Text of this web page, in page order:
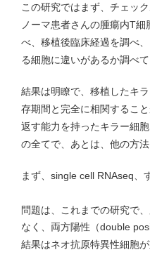
この研究ではまず、チェッ
ノーマ患者さんの腫瘍内T
べ、移植後臨床経過を調べ
る細胞に違いがあるか調べて
結果は明瞭で、移植したキ
存期間と完全に相関するこ
返す能力を持ったキラー細
の全てで、あとは、他の方
まず、single cell RNAseq、
問題は、これまでの研究で
なく、両方陽性（double
結果はネオ抗原特異性細胞